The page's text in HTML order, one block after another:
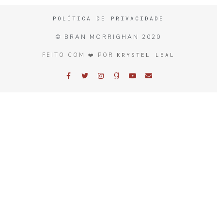
POLÍTICA DE PRIVACIDADE
© BRAN MORRIGHAN 2020
FEITO COM ❤️ POR KRYSTEL LEAL